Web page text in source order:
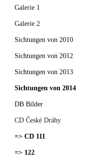
Galerie 1
Galerie 2
Sichtungen von 2010
Sichtungen von 2012
Sichtungen von 2013
Sichtungen von 2014
DB Bilder
CD České Dráhy
=> CD 111
=> 122